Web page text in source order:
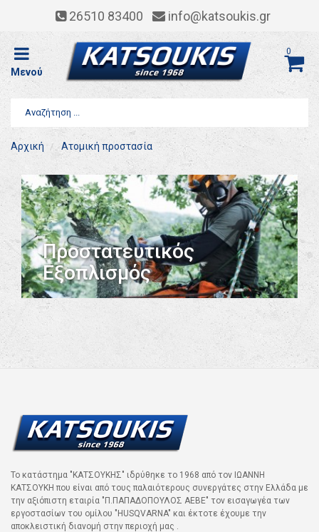
26510 83400 info@katsoukis.gr
Μενού
0
Αρχική Ατομική προστασία
Προστατευτικός
Εξοπλισμός
Το κατάστημα "ΚΑΤΣΟΥΚΗΣ" ιδρύθηκε το 1968 από τον ΙΩΑΝΝΗ
ΚΑΤΣΟΥΚΗ που είναι από τους παλαιότερους συνεργάτες στην Ελλάδα με
την αξιόπιστη εταιρία "Π.ΠΑΠΑΔΟΠΟΥΛΟΣ ΑΕΒΕ" τον εισαγωγέα των
εργοστασίων του ομίλου "HUSQVARNA" και έκτοτε έχουμε την
αποκλειστική διανομή στην περιοχή μας .